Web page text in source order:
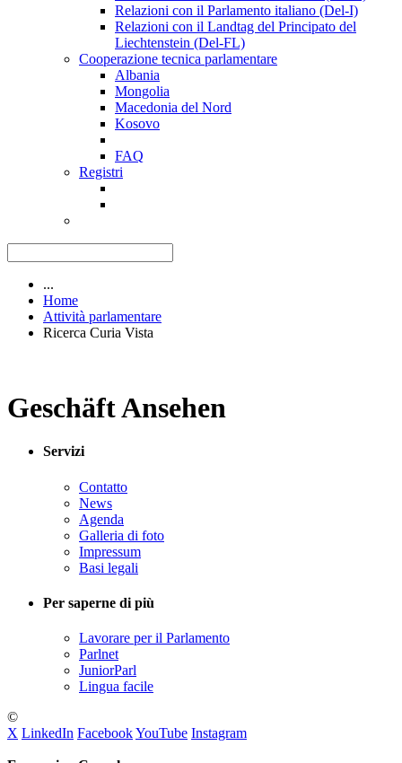
Relazioni con il Parlamento italiano (Del-I)
Relazioni con il Landtag del Principato del
Liechtenstein (Del-FL)
Cooperazione tecnica parlamentare
Albania
Mongolia
Macedonia del Nord
Kosovo
FAQ
Registri
...
Home
Attività parlamentare
Ricerca Curia Vista
Geschäft Ansehen
Servizi
Contatto
News
Agenda
Galleria di foto
Impressum
Basi legali
Per saperne di più
Lavorare per il Parlamento
Parlnet
JuniorParl
Lingua facile
©
X LinkedIn FacebookYouTube Instagram